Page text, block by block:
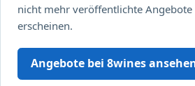
nicht mehr veröffentlichte
erscheinen.
Angebote bei 8wines